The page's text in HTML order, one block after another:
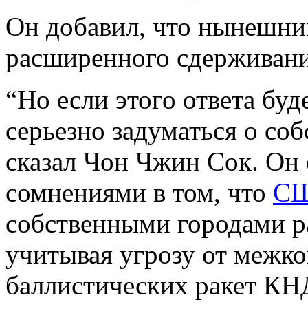
Он добавил, что
расширенного
“Но если этого ответа
серьезно задуматься о
сказал Чон Чжин Сок.
сомнениями в том, что
собственными городами
учитывая угрозу от
баллистических ракет